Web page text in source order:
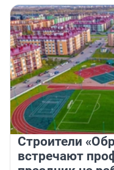
Строители
встречают